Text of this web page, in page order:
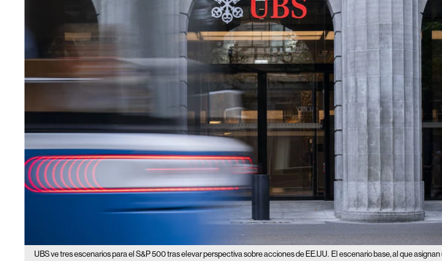
UBS ve tres escenarios para el S&P 500 tras elevar perspectiva sobre acciones de EE.UU. El escenario base, al que